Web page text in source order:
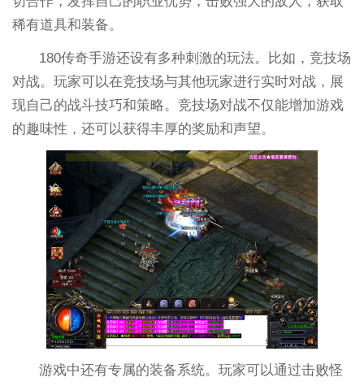
稀有道具和装备。
180传奇手游还设有多种刺激的玩法。比如，竞技场
对战。玩家可以在竞技场与其他玩家进行实时对战，展
现自己的战斗技巧和策略。竞技场对战不仅能增加游戏
的趣味性，还可以获得丰厚的奖励和声望。
游戏中还有专属的装备系统。玩家可以通过击败怪